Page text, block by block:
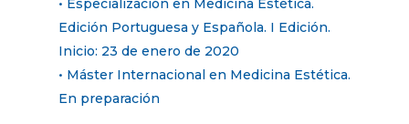
• Especialización en Medicina Estética.
Edición Portuguesa y Española. I Edición.
Inicio: 23 de enero de 2020
• Máster Internacional en Medicina Estética.
En preparación